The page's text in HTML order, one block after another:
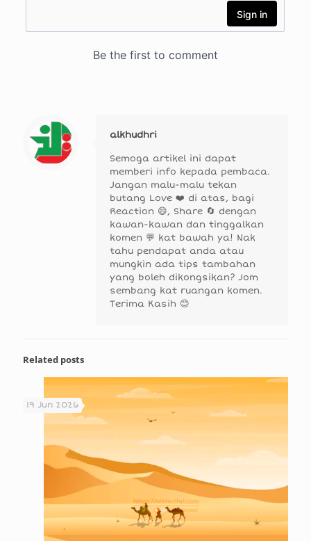
alkhudhri
Semoga artikel ini dapat
memberi info kepada pembaca.
Jangan malu-malu tekan
butang Love ❤️ di atas, bagi
Reaction 😄, Share 🔄 dengan
kawan-kawan dan tinggalkan
komen 💬 kat bawah ya! Nak
tahu pendapat anda atau
mungkin ada tips tambahan
yang boleh dikongsikan? Jom
sembang kat ruangan komen.
Terima Kasih 😊
Related posts
19 Jun 2026